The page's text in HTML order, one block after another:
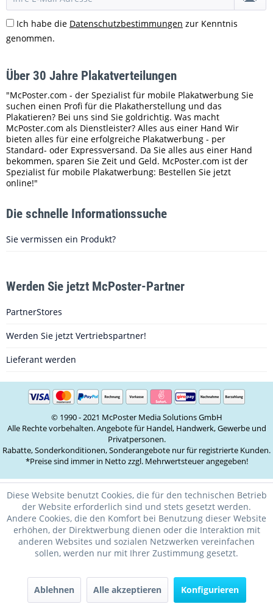
Ich habe die Datenschutzbestimmungen zur Kenntnis
genommen.
Über 30 Jahre Plakatverteilungen
"McPoster.com - der Spezialist für mobile Plakatwerbung Sie
suchen einen Profi für die Plakatherstellung und das
Plakatieren? Bei uns sind Sie goldrichtig. Was macht
McPoster.com als Dienstleister? Alles aus einer Hand Wir
bieten alles für eine erfolgreiche Plakatwerbung - per
Standard- oder Expressversand. Da Sie alles aus einer Hand
bekommen, sparen Sie Zeit und Geld. McPoster.com ist der
Spezialist für mobile Plakatwerbung: Bestellen Sie jetzt
online!"
Die schnelle Informationssuche
Sie vermissen ein Produkt?
Werden Sie jetzt McPoster-Partner
PartnerStores
Werden Sie jetzt Vertriebspartner!
Lieferant werden
© 1990 - 2021 McPoster Media Solutions GmbH
Alle Rechte vorbehalten. Angebote für Handel, Handwerk, Gewerbe und
Privatpersonen.
Rabatte, Sonderkonditionen, Sonderangebote nur für registrierte Kunden.
*Preise sind immer in Netto zzgl. Mehrwertsteuer angegeben!
Diese Website benutzt Cookies, die für den technischen Betrieb
der Website erforderlich sind und stets gesetzt werden.
Andere Cookies, die den Komfort bei Benutzung dieser Website
erhöhen, der Direktwerbung dienen oder die Interaktion mit
anderen Websites und sozialen Netzwerken vereinfachen
sollen, werden nur mit Ihrer Zustimmung gesetzt.
Ablehnen Alle akzeptieren Konfigurieren